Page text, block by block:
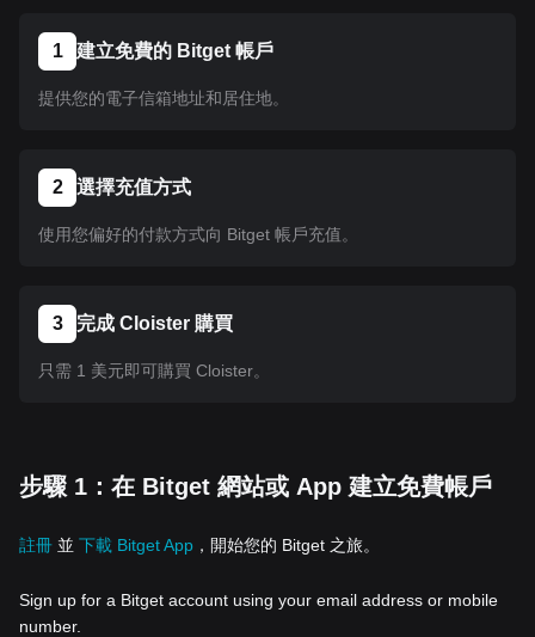
1 建立免費的 Bitget 帳戶
提供您的電子信箱地址和居住地。
2 選擇充值方式
使用您偏好的付款方式向 Bitget 帳戶充值。
3 完成 Cloister 購買
只需 1 美元即可購買 Cloister。
步驟 1：在 Bitget 網站或 App 建立免費帳戶
註冊 並 下載 Bitget App ，開始您的 Bitget 之旅。
Sign up for a Bitget account using your email address or mobile
number.